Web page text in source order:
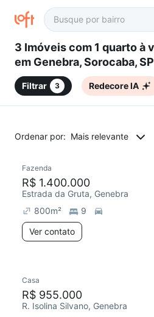
3 Imóveis com 1 quarto à venda
em Genebra, Sorocaba, SP
Filtrar 3 Redecore IA
Ordenar por: Mais relevante
Fazenda
R$ 1.400.000
Estrada da Gruta, Genebra
800m²
9
Ver contato
Casa
R$ 955.000
R. Isolina Silvano, Genebra